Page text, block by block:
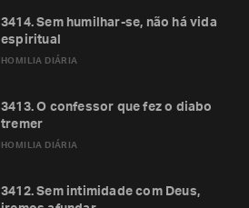
HOMILIA DIÁRIA
3414. Sem humilhar-se, não há vida
espiritual
HOMILIA DIÁRIA
3413. O confessor que fez o diabo
tremer
3412. Sem intimidade com Deus,